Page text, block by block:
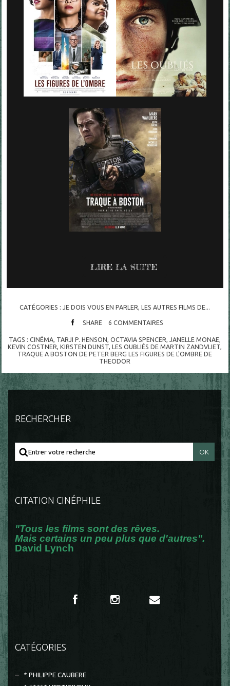
LIRE LA SUITE
CATÉGORIES :JE DOIS VOUS EN PARLER,LES AUTRES FILMS DE...
SHARE 6 COMMENTAIRES
TAGS :CINÉMA TARJI P. HENSON ,OCTAVIA SPENCER JANELLE MONAE
KEVIN COSTNER ,KIRSTEN DUNST ,LES OUBLIÉS DE MARTIN ZANDVLIET
TRAQUE A BOSTON DE PETER BERG LES FIGURES DE L'OMBRE DE
THEODOR
RECHERCHER
CITATION CINÉPHILE
"Tous les films sont des rêves.
Mais certains un peu plus que d'autres".
David Lynch
CATÉGORIES
* PHILIPPE CAUBERE